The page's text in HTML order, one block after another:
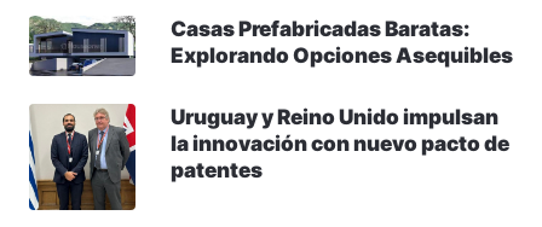
Casas Prefabricadas Baratas:
Explorando Opciones Asequibles
Uruguay y Reino Unido impulsan
la innovación con nuevo pacto de
patentes